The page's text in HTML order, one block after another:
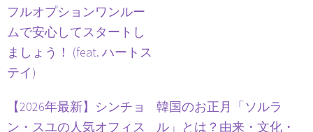
フルオプションワンルー
ムで安心してスタートし
ましょう！ (feat. ハートス
テイ)
【2026年最新】シンチョ
ン・スユの人気オフィス
韓国のお正月「ソルラ
ル」とは？由来・文化・